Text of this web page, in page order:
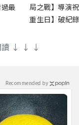
最
局之戰】導演
重生日】破紀
讀 ↓ ↓ ↓
Recommended by